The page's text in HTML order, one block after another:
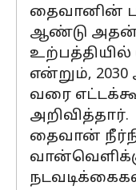
தைவானின்
ஆண்டு அதன்
உற்பத்தியில்
என்றும்,
வரை
அறிவித்தார்.
தைவான்